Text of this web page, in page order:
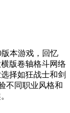
版本游戏，回忆
版卷轴格斗网络
择如狂战士和剑
不同职业风格和